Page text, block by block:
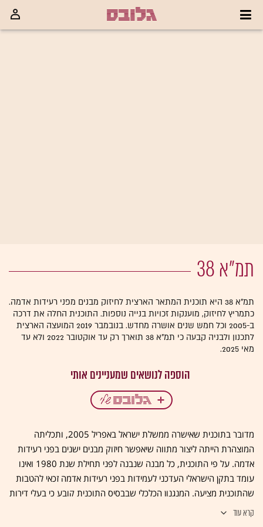
תמ"א 38
תמ"א 38 היא תוכנית המתאר הארצית לחיזוק מבנים מפני רעידות אדמה.
כתמריץ לחיזוק, מוענקות זכויות בנייה נוספות. התוכנית החלה את דרכה
ב-2005 וכל חמש שנים אושרה מחדש. בנובמבר 2019 המועצה הארצית
לתכנון ולבניה קבעה כי תמ"א 38 תוארך רק עד אוקטובר 2022 ולא עד
מאי 2025.
מדובר בתוכנית שאישרה ממשלת ישראל באפריל 2005, ותכליתה
המוצהרת הייתה ליצור מתווה שיאפשר חיזוק מבנים ישנים בפני רעידות
אדמה. על פי התוכנית, כל מבנה שנבנה לפני תחילת שנת 1980 ואינו
עומד בתקן הישראלי העדכני לעמידות בפני רעידות אדמה זכאי להטבות
שהתוכנית מציעה. המנגנון הכלכלי שבבסיס התוכנית קובע כי בעלי דירות
יוכלו להתקשר עם יזם או עם קבלן. אחד מבעלי המקצוע האלה יחזק את
קרא עוד